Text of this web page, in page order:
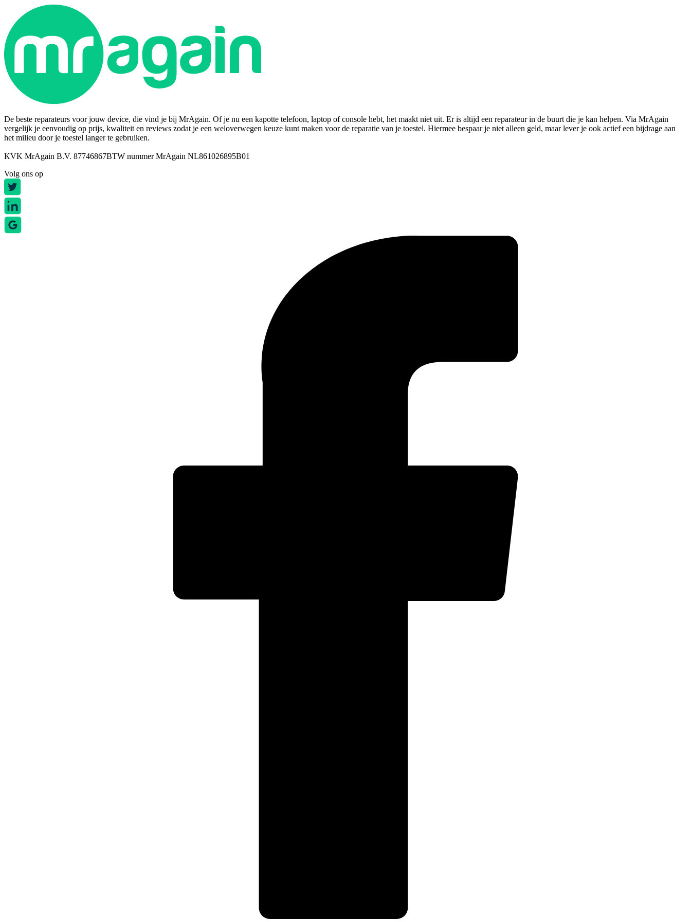
De beste reparateurs voor jouw device, die vind je bij MrAgain. Of je nu een kapotte telefoon, laptop of console hebt, het maakt niet uit. Er is altijd een reparateur in de buurt die je kan helpen. Via MrAgain
vergelijk je eenvoudig op prijs, kwaliteit en reviews zodat je een weloverwegen keuze kunt maken voor de reparatie van je toestel. Hiermee bespaar je niet alleen geld, maar lever je ook actief een bijdrage aan
het milieu door je toestel langer te gebruiken.
KVK MrAgain B.V. 87746867BTW nummer MrAgain NL861026895B01
Volg ons op